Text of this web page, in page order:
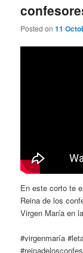
Posted on11
En este corto te
Reina de los
Virgen María en
#virgenmaría